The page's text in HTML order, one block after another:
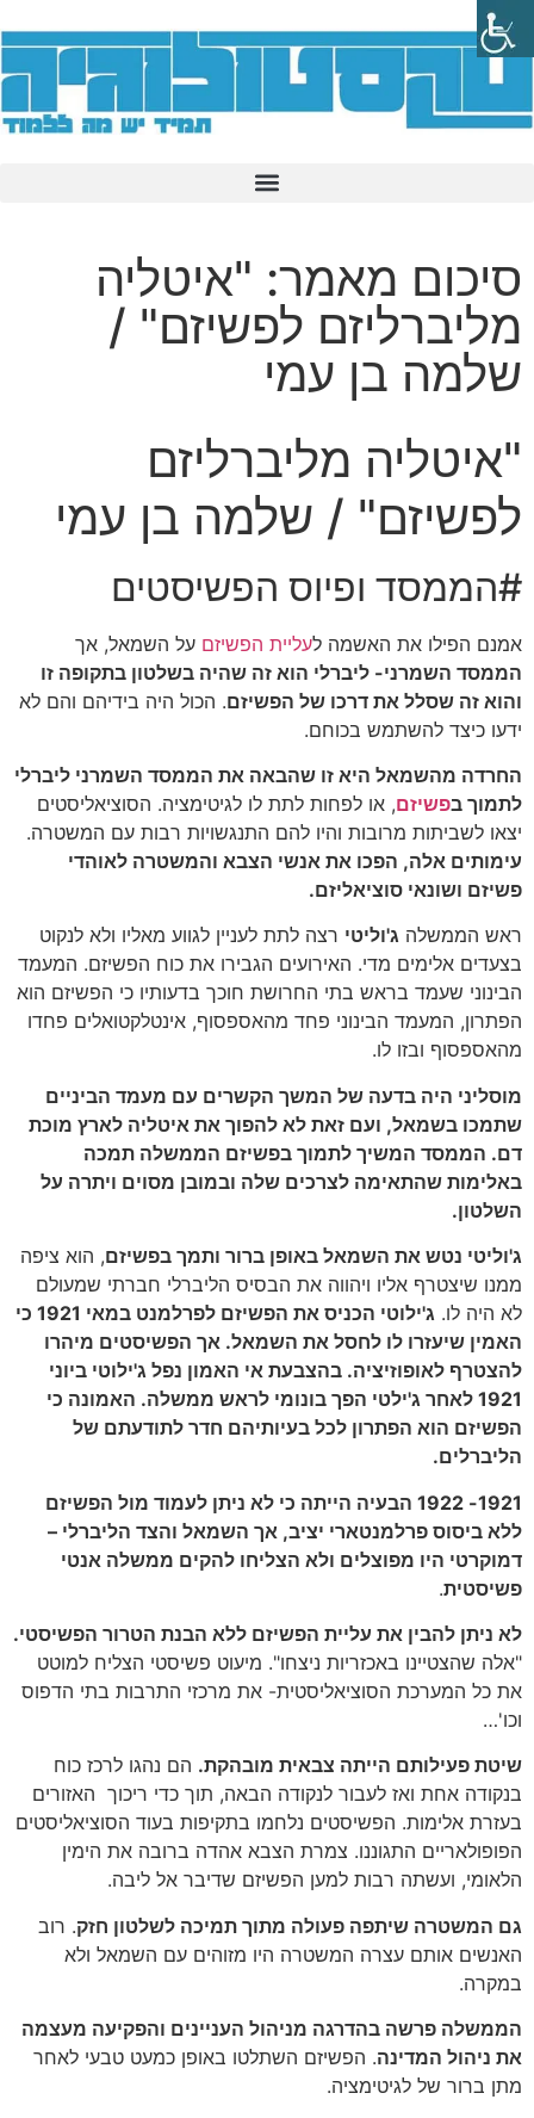
סיכום מאמר: "איטליה
מליברליזם לפשיזם" /
שלמה בן עמי
"איטליה מליברליזם
לפשיזם" / שלמה בן עמי
#הממסד ופיוס הפשיסטים
אמנם הפילו את האשמה לעליית הפשיזם על השמאל, אך
הממסד השמרני- ליברלי הוא זה שהיה בשלטון בתקופה זו
והוא זה שסלל את דרכו של הפשיזם. הכול היה בידיהם והם לא
ידעו כיצד להשתמש בכוחם.
החרדה מהשמאל היא זו שהבאה את הממסד השמרני ליברלי
לתמוך בפשיזם, או לפחות לתת לו לגיטימציה. הסוציאליסטים
יצאו לשביתות מרובות והיו להם התנגשויות רבות עם המשטרה.
עימותים אלה, הפכו את אנשי הצבא והמשטרה לאוהדי
פשיזם ושונאי סוציאליזם.
ראש הממשלה ג'וליטי רצה לתת לעניין לגווע מאליו ולא לנקוט
בצעדים אלימים מדי. האירועים הגבירו את כוח הפשיזם. המעמד
הבינוני שעמד בראש בתי החרושת חוכך בדעותיו כי הפשיזם הוא
הפתרון, המעמד הבינוני פחד מהאספסוף, אינטלקטואלים פחדו
מהאספסוף ובזו לו.
מוסליני היה בדעה של המשך הקשרים עם מעמד הביניים
שתמכו בשמאל, ועם זאת לא להפוך את איטליה לארץ מוכת
דם. הממסד המשיך לתמוך בפשיזם הממשלה תמכה
באלימות שהתאימה לצרכים שלה ובמובן מסוים ויתרה על
השלטון.
ג'וליטי נטש את השמאל באופן ברור ותמך בפשיזם, הוא ציפה
ממנו שיצטרף אליו ויהווה את הבסיס הליברלי חברתי שמעולם
לא היה לו.
ג'ילוטי הכניס את הפשיזם לפרלמנט במאי 1921 כי
האמין שיעזרו לו לחסל את השמאל. אך הפשיסטים מיהרו
להצטרף לאופוזיציה. בהצבעת אי האמון נפל ג'ילוטי ביוני
1921 לאחר ג'ילטי הפך בונומי לראש ממשלה. האמונה כי
הפשיזם הוא הפתרון לכל בעיותיהם חדר לתודעתם של
הליברלים.
1921- 1922 הבעיה הייתה כי לא ניתן לעמוד מול הפשיזם
ללא ביסוס פרלמנטארי יציב, אך השמאל והצד הליברלי –
דמוקרטי היו מפוצלים ולא הצליחו להקים ממשלה אנטי
פשיסטית.
לא ניתן להבין את עליית הפשיזם ללא הבנת הטרור הפשיסטי.
"אלה שהצטיינו באכזריות ניצחו". מיעוט פשיסטי הצליח למוטט
את כל המערכת הסוציאליסטית- את מרכזי התרבות בתי הדפוס
וכו'…
שיטת פעילותם הייתה צבאית מובהקת. הם נהגו לרכז כוח
בנקודה אחת ואז לעבור לנקודה הבאה, תוך כדי ריכוך האזורים
בעזרת אלימות. הפשיסטים נלחמו בתקיפות בעוד הסוציאליסטים
הפופולאריים התגוננו. צמרת הצבא אהדה ברובה את הימין
הלאומי, ועשתה רבות למען הפשיזם שדיבר אל ליבה.
גם המשטרה שיתפה פעולה מתוך תמיכה לשלטון חזק. רוב
האנשים אותם עצרה המשטרה היו מזוהים עם השמאל ולא
במקרה.
הממשלה פרשה בהדרגה מניהול העניינים והפקיעה מעצמה
את ניהול המדינה. הפשיזם השתלטו באופן כמעט טבעי לאחר
מתן ברור של לגיטימציה.